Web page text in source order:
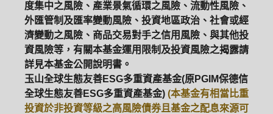
度集中之風險、產業景氣循環之風險、流動性風險、
外匯管制及匯率變動風險、投資地區政治、社會或經
濟變動之風險、商品交易對手之信用風險、與其他投
資風險等，有關本基金運用限制及投資風險之揭露請
詳見本基金公開說明書。
玉山全球生態友善ESG多重資產基金(原PGIM保德信
全球生態友善ESG多重資產基金) (本基金有相當比重
投資於非投資等級之高風險債券且基金之配息來源可